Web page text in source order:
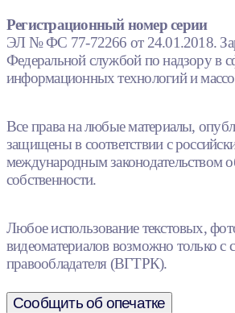
Регистрационный номер серии
ЭЛ № ФС 77-72266 от 24.01.2018.
Федеральной службой по надзору в
информационных технологий и
Все права на любые материалы,
защищены в соответствии с
международным законодательством
собственности.
Любое использование текстовых,
видеоматериалов возможно только с
правообладателя (ВГТРК).
Сообщить об опечатке